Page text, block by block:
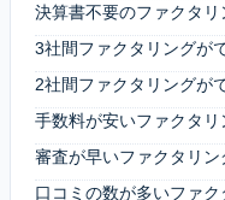
決算書不要のファクタリ
3社間ファクタリングが
2社間ファクタリングが
手数料が安いファクタリ
審査が早いファクタリン
口コミの数が多いファク